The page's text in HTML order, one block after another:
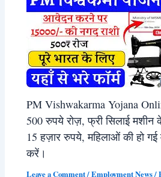
PM Vishwakarma Yojana
500 रुपये रोज़, फ्री सिलाई
15 हज़ार रुपये, महिलाओं की हो
करें।
Leave a Comment/Employment News/